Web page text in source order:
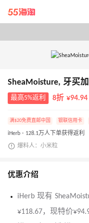
带你去官网买正品
SheaMoisture, 牙买
最高5%返利 8折 ¥94.94
满$20免费直邮中国 银联信用卡
iHerb · 128.1万人下单获得返利
爆料人：小米粒
优惠介绍
iHerb 现有
¥118.67，现特价